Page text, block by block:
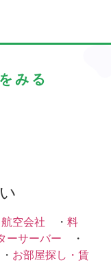
みる
航空会社 ・ 料
ーサーバー ・
お部屋探し・賃